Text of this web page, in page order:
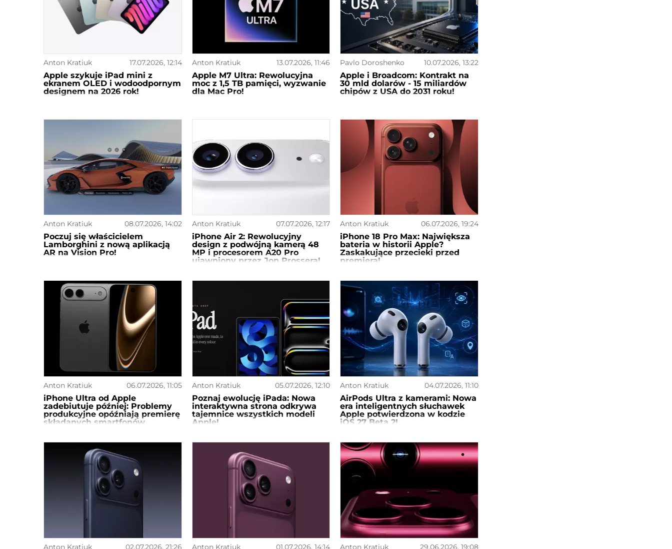
Anton Kratiuk 17.07.2026, 12:14
Apple szykuje iPad mini z
ekranem OLED i wodoodpornym
designem na 2026 rok!
Anton Kratiuk 13.07.2026, 11:46
Apple M7 Ultra: Rewolucyjna
moc z 1,5 TB pamięci, wyzwanie
dla Mac Pro!
Pavlo Doroshenko 10.07.2026, 13:22
Apple i Broadcom: Kontrakt na
30 mld dolarów - 15 miliardów
chipów z USA do 2031 roku!
Anton Kratiuk 08.07.2026, 14:02
Poczuj się właścicielem
Lamborghini z nową aplikacją
AR na Vision Pro!
Anton Kratiuk 07.07.2026, 12:17
iPhone Air 2: Rewolucyjny
design z podwójną kamerą 48
MP i procesorem A20 Pro
ujawniony przez Jon Prossera!
Anton Kratiuk 06.07.2026, 19:24
iPhone 18 Pro Max: Największa
bateria w historii Apple?
Zaskakujące przecieki przed
premierą!
Anton Kratiuk 06.07.2026, 11:05
iPhone Ultra od Apple
zadebiutuje później: Problemy
produkcyjne opóźniają premierę
składanych smartfonów
Anton Kratiuk 05.07.2026, 12:10
Poznaj ewolucję iPada: Nowa
interaktywna strona odkrywa
tajemnice wszystkich modeli
Apple!
Anton Kratiuk 04.07.2026, 11:10
AirPods Ultra z kamerami: Nowa
era inteligentnych słuchawek
Apple potwierdzona w kodzie
iOS 27 Beta 2!
Anton Kratiuk 02.07.2026, 21:26 Anton Kratiuk 01.07.2026, 14:14 Anton Kratiuk 29.06.2026, 19:08